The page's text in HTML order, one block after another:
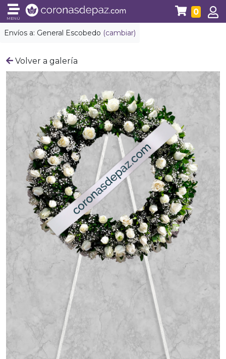
Envíos a: General Escobedo (cambiar)
MENÚ
0
Volver a galería